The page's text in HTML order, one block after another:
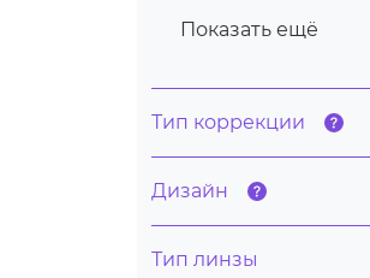
Показать ещё
Тип коррекции
Дизайн
Тип линзы